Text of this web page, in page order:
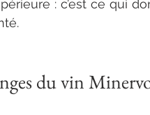
: c’est ce qui
du vin